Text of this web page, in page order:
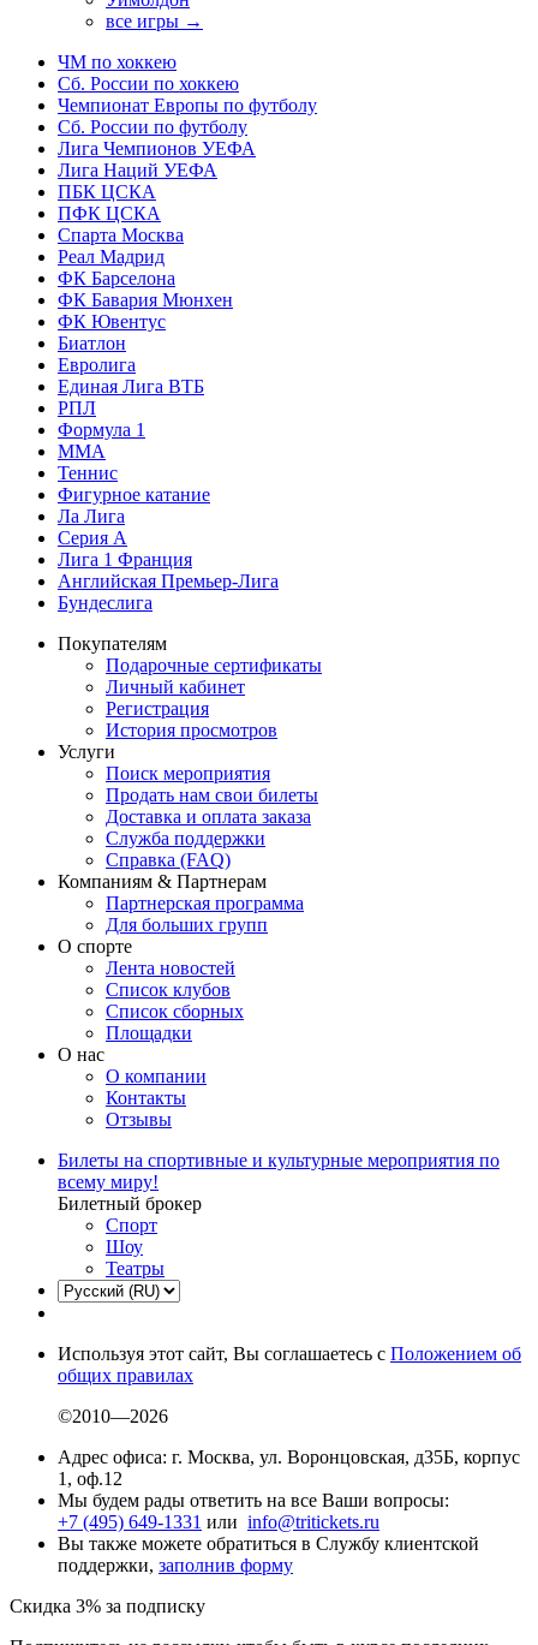
все игры →
ЧМ по хоккею
Сб. России по хоккею
Чемпионат Европы по футболу
Сб. России по футболу
Лига Чемпионов УЕФА
Лига Наций УЕФА
ПБК ЦСКА
ПФК ЦСКА
Спарта Москва
Реал Мадрид
ФК Барселона
ФК Бавария Мюнхен
ФК Ювентус
Биатлон
Евролига
Единая Лига ВТБ
РПЛ
Формула 1
MMA
Теннис
Фигурное катание
Ла Лига
Серия А
Лига 1 Франция
Английская Премьер-Лига
Бундеслига
Покупателям
Подарочные сертификаты
Личный кабинет
Регистрация
История просмотров
Услуги
Поиск мероприятия
Продать нам свои билеты
Доставка и оплата заказа
Служба поддержки
Справка (FAQ)
Компаниям & Партнерам
Партнерская программа
Для больших групп
О спорте
Лента новостей
Список клубов
Список сборных
Площадки
О нас
О компании
Контакты
Отзывы
Билеты на спортивные и культурные мероприятия по
всему миру!
Билетный брокер
Спорт
Шоу
Театры
Используя этот сайт, Вы соглашаетесь с Положением об
общих правилах
©2010—2026
Адрес офиса: г. Москва, ул. Воронцовская, д35Б, корпус
1, оф.12
Мы будем рады ответить на все Ваши вопросы:
+7 (495) 649-1331 или info@tritickets.ru
Вы также можете обратиться в Службу клиентской
поддержки, заполнив форму
Скидка 3% за подписку